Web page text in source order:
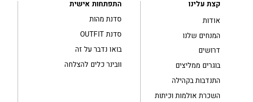
קצת עלינו
אודות
המנחים שלנו
דרושים
בוגרים ממליצים
התנדבות בקהילה
השכרת אולמות וכיתות
התפתחות אישית
סדנת מהות
סדנת OUTFIT
בואו נדבר על זה
וובינר כלים להצלחה